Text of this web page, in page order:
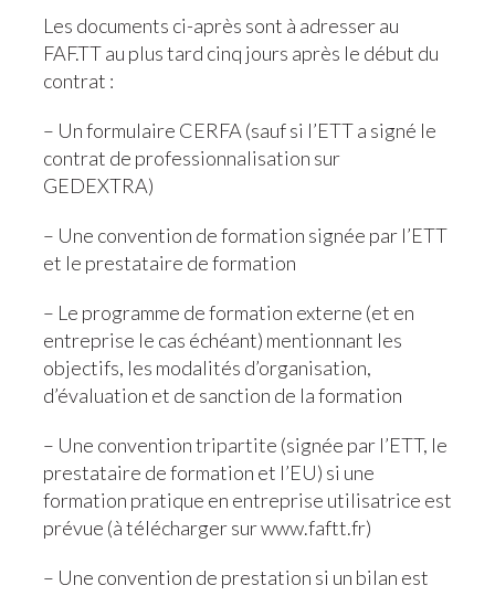
Les documents ci-après sont à adresser au
FAF.TT au plus tard cinq jours après le début du
contrat :
– Un formulaire CERFA (sauf si l’ETT a signé le
contrat de professionnalisation sur
GEDEXTRA)
– Une convention de formation signée par l’ETT
et le prestataire de formation
– Le programme de formation externe (et en
entreprise le cas échéant) mentionnant les
objectifs, les modalités d’organisation,
d’évaluation et de sanction de la formation
– Une convention tripartite (signée par l’ETT, le
prestataire de formation et l’EU) si une
formation pratique en entreprise utilisatrice est
prévue (à télécharger sur www.faftt.fr)
– Une convention de prestation si un bilan est